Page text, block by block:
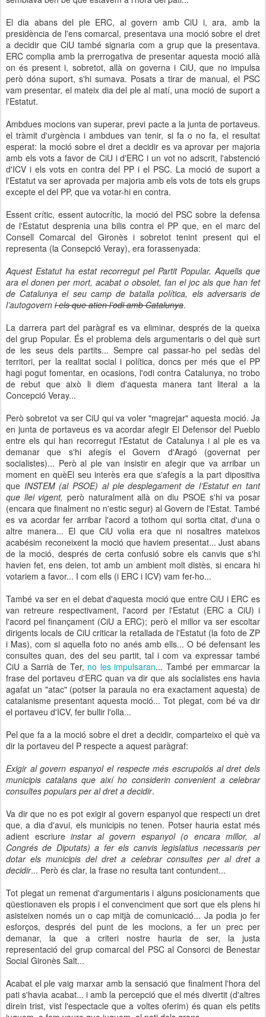
El dia abans del ple ERC, al govern amb CiU i, ara, amb la
presidència de l'ens comarcal, presentava una moció sobre el dret
a decidir que CiU també signaria com a grup que la presentava.
ERC complia amb la prerrogativa de presentar aquesta moció allà
on és present i, sobretot, allà on governa i CiU, que no impulsa
però dóna suport, s'hi sumava. Posats a tirar de manual, el PSC
vam presentar, el mateix dia del ple al matí, una moció de suport a
l'Estatut.
Ambdues mocions van superar, previ pacte a la junta de portaveus.
el tràmit d'urgència i ambdues van tenir, si fa o no fa, el resultat
esperat: la moció sobre el dret a decidir es va aprovar per majoria
amb els vots a favor de CiU i d'ERC i un vot no adscrit, l'abstenció
d'ICV i els vots en contra del PP i el PSC. La moció de suport a
l'Estatut va ser aprovada per majoria amb els vots de tots els grups
excepte el del PP, que va votar-hi en contra.
Essent crític, essent autocrític, la moció del PSC sobre la defensa
de l'Estatut desprenia una bilis contra el PP que, en el marc del
Consell Comarcal del Gironès i sobretot tenint present qui el
representa (la Consepció Veray), era forassenyada:
Aquest Estatut ha estat recorregut pel Partit Popular. Aquells que
ara el donen per mort, acabat o obsolet, fan el joc als que han fet
de Catalunya el seu camp de batalla política, els adversaris de
l’autogovern i els que atien l’odi amb Catalunya.
La darrera part del paràgraf es va eliminar, després de la queixa
del grup Popular. És el problema dels argumentaris o del què surt
de les seus dels partits... Sempre cal passar-ho pel sedàs del
territori, per la realitat social i política, doncs per més que el PP
hagi pogut fomentar, en ocasions, l'odi contra Catalunya, no trobo
de rebut que això li diem d'aquesta manera tant literal a la
Concepció Veray...
Però sobretot va ser CiU qui va voler "magrejar" aquesta moció. Ja
en junta de portaveus es va acordar afegir El Defensor del Pueblo
entre els qui han recorregut l'Estatut de Catalunya i al ple es va
demanar que s'hi afegís el Govern d'Aragó (governat per
socialistes)... Però al ple van insistir en afegir que va arribar un
moment en quèEl seu interès era que s'afegís a la part dipositiva
que INSTEM (al PSOE) al ple desplegament de l’Estatut en tant
que llei vigent, però naturalment allà on diu PSOE s'hi va posar
(encara que finalment no n'estic segur) al Govern de l'Estat. També
es va acordar fer arribar l'acord a tothom qui sortia citat, d'una o
altre manera... El que CiU volia era que ni nosaltres mateixos
acabésim reconeixent la moció que haviem presentat... Just abans
de la moció, després de certa confusió sobre els canvis que s'hi
havien fet, ens deien, tot amb un ambient molt distès, si encara hi
votariem a favor... I com ells (i ERC i ICV) vam fer-ho...
També va ser en el debat d'aquesta moció que entre CiU i ERC es
van retreure respectivament, l'acord per l'Estatut (ERC a CiU) i
l'acord pel finançament (CiU a ERC); però el millor va ser escoltar
dirigents locals de CiU criticar la retallada de l'Estatut (la foto de ZP
i Mas), com si aquella foto no anés amb ells... O bé defensant les
consultes quan, des del seu partit, tal i com va expressar també
CiU a Sarrià de Ter, no les impulsaran... També per emmarcar la
frase del portaveu d'ERC quan va dir que als socialistes ens havia
agafat un "atac" (potser la paraula no era exactament aquesta) de
catalanisme presentant aquesta moció... Tot plegat, com bé va dir
el portaveu d'ICV, fer bullir l'olla...
Pel que fa a la moció sobre el dret a decidir, comparteixo el què va
dir la portaveu del P respecte a aquest paràgraf:
Exigir al govern espanyol el respecte més escrupolós al dret dels
municipis catalans que així ho considerin convenient a celebrar
consultes populars per al dret a decidir.
Va dir que no es pot exigir al govern espanyol que respecti un dret
que, a dia d'avui, els municipis no tenen. Potser hauria estat més
adient escriureinstar al govern espanyol (o encara millor, al
Congrés de Diputats) a fer els canvis legislatius necessaris per
dotar els municipis del dret a celebrar consultes per al dret a
decidir... Però és clar, la frase no resulta tant contundent...
Tot plegat un remenat d'argumentaris i alguns posicionaments que
qüestionaven els propis i el convenciment que sort que els plens hi
asisteixen només un o cap mitjà de comunicació... Ja podia jo fer
esforços, després del punt de les mocions, a fer un prec per
demanar, la que a criteri nostre hauria de ser, la justa
representació del grup comarcal del PSC al Consorci de Benestar
Social Gironès Salt...
Acabat el ple vaig marxar amb la sensació que finalment l'hora del
pati s'havia acabat... i amb la percepció que el més divertit (d'altres
direin trist, vist l'espectacle que a voltes oferim) és quan els petits